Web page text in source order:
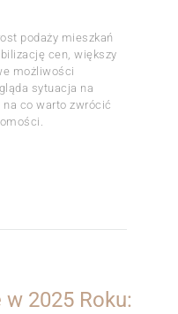
podaży mieszkań
cen, większy
możliwości
sytuacja na
co warto zwrócić
2025 Roku: